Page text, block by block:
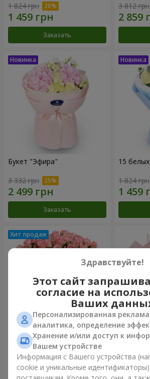
1 824 грн
Заказать
3 812 грн
Букет "Эфира"
3 332 грн
Заказать
15
1 824 грн
Цветы в коробке "Розовый
оазис"
2 874 грн
Букет
Royale"
1 749 грн
Здравствуйте!
Этот сайт
согласие на
Ваших
Персонализированная
аналитика, определение
Хранение и/или доступ к
Вашем устройстве
Информация с Вашего устройства
cookie и уникальные